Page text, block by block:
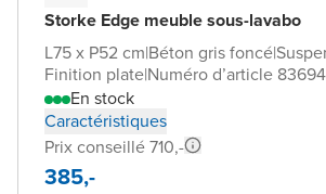
Storke Edge meuble sous-lavabo
L75 x P52 cm|Béton gris foncé|
Finition plate|Numéro d’article 83694
En stock
Caractéristiques
Prix conseillé 710,-
385,-